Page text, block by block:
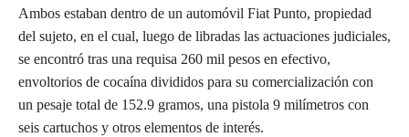
Ambos estaban dentro de un automóvil Fiat Punto, propiedad
del sujeto, en el cual, luego de libradas las actuaciones judiciales,
se encontró tras una requisa 260 mil pesos en efectivo,
envoltorios de cocaína divididos para su comercialización con
un pesaje total de 152.9 gramos, una pistola 9 milímetros con
seis cartuchos y otros elementos de interés.